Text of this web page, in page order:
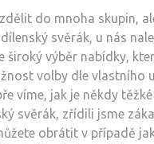
do mnoha skupin,
svěrák, u nás
široký výběr nabídky,
volby dle vlastního
víme, jak je někdy
svěrák, zřídili jsme
obrátit v případě